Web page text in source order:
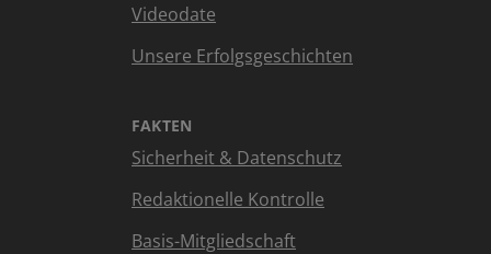
Videodate
Unsere Erfolgsgeschichten
FAKTEN
Sicherheit & Datenschutz
Redaktionelle Kontrolle
Basis-Mitgliedschaft